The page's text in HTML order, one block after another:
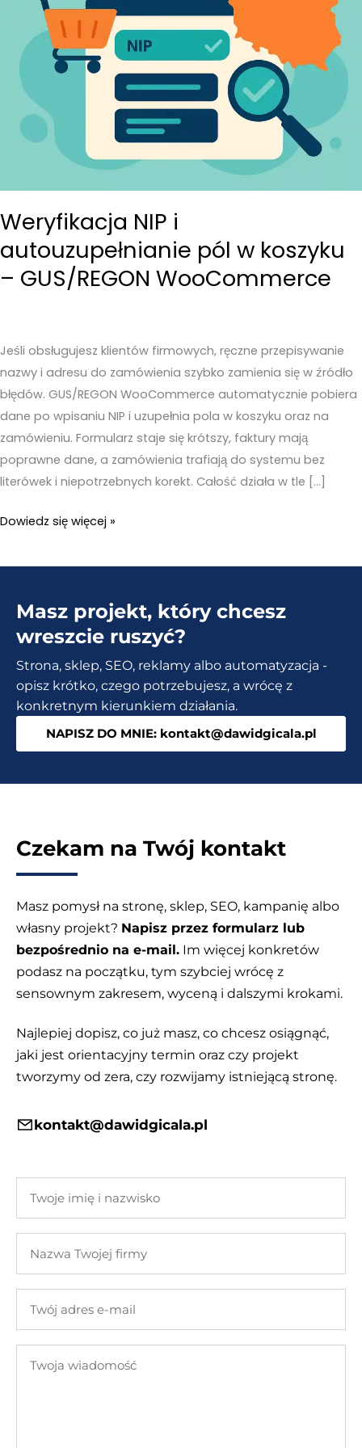
Weryfikacja NIP i
autouzupełnianie pól w koszyku
– GUS/REGON WooCommerce
Jeśli obsługujesz klientów firmowych, ręczne przepisywanie
nazwy i adresu do zamówienia szybko zamienia się w źródło
błędów. GUS/REGON WooCommerce automatycznie pobiera
dane po wpisaniu NIP i uzupełnia pola w koszyku oraz na
zamówieniu. Formularz staje się krótszy, faktury mają
poprawne dane, a zamówienia trafiają do systemu bez
literówek i niepotrzebnych korekt. Całość działa w tle […]
Weryfikacja
i
GUS/REGON
WooCommerce
Dowiedz się więcej »
Masz projekt, który chcesz
wreszcie ruszyć?
Strona, sklep, SEO, reklamy albo automatyzacja -
opisz krótko, czego potrzebujesz, a wrócę z
konkretnym kierunkiem działania.
NAPISZ DO MNIE: kontakt@dawidgicala.pl
Czekam na Twój kontakt
Masz pomysł na stronę, sklep, SEO, kampanię albo
własny projekt? Napisz przez formularz lub
bezpośrednio na e-mail. Im więcej konkretów
podasz na początku, tym szybciej wrócę z
sensownym zakresem, wyceną i dalszymi krokami.
Najlepiej dopisz, co już masz, co chcesz osiągnąć,
jaki jest orientacyjny termin oraz czy projekt
tworzymy od zera, czy rozwijamy istniejącą stronę.
kontakt@dawidgicala.pl
imię
nazwisko
Twojej
adres
mail
wiadomość